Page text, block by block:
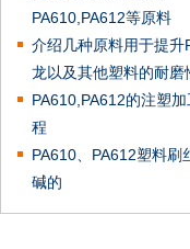
PA610,PA612等原料
介绍几种原料用于提升
龙以及其他塑料的耐磨
PA610,PA612的注塑
程
PA610、PA612塑料刷
碱的